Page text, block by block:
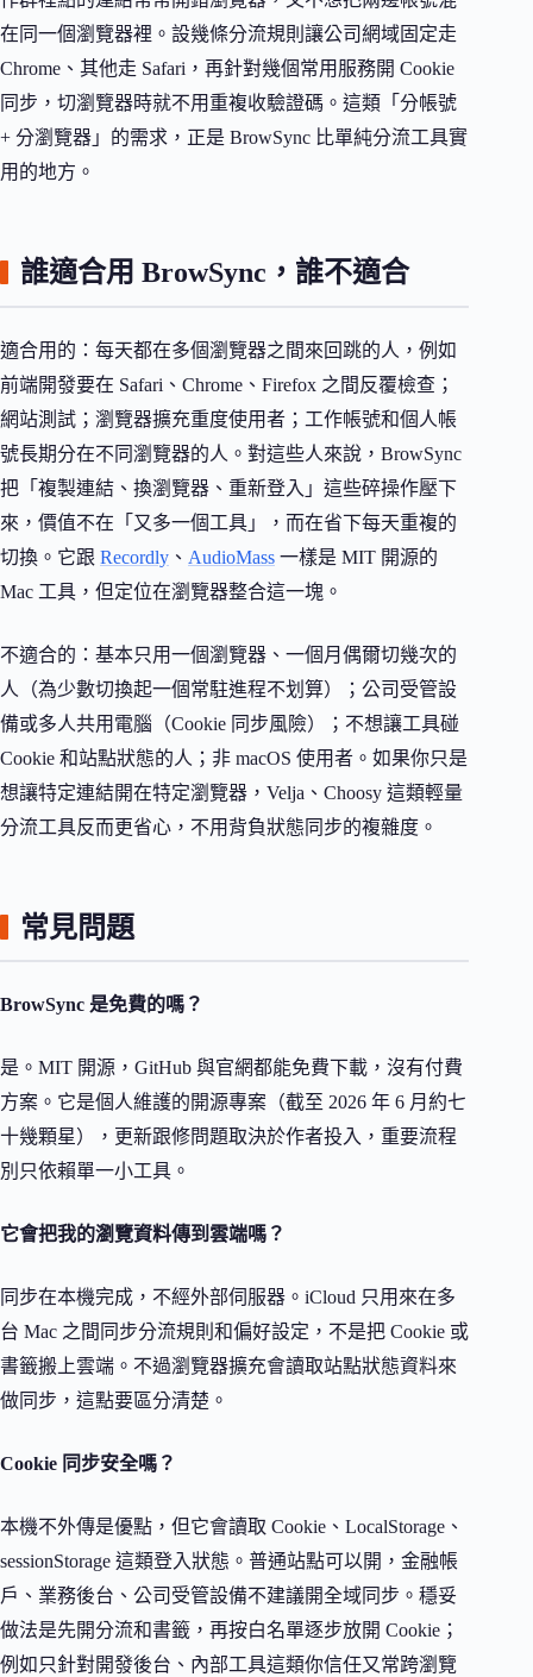
在同一個瀏覽器裡。設幾條分流規則讓公司網域固定走
Chrome、其他走 Safari，再針對幾個常用服務開 Cookie
同步，切瀏覽器時就不用重複收驗證碼。這類「分帳號
+ 分瀏覽器」的需求，正是 BrowSync 比單純分流工具實
用的地方。
誰適合用 BrowSync，誰不適合
適合用的：每天都在多個瀏覽器之間來回跳的人，例如
前端開發要在 Safari、Chrome、Firefox 之間反覆檢查；
網站測試；瀏覽器擴充重度使用者；工作帳號和個人帳
號長期分在不同瀏覽器的人。對這些人來說，BrowSync
把「複製連結、換瀏覽器、重新登入」這些碎操作壓下
來，價值不在「又多一個工具」，而在省下每天重複的
切換。它跟 Recordly 、 AudioMass 一樣是 MIT 開源的
Mac 工具，但定位在瀏覽器整合這一塊。
不適合的：基本只用一個瀏覽器、一個月偶爾切幾次的
人（為少數切換起一個常駐進程不划算）；公司受管設
備或多人共用電腦（Cookie 同步風險）；不想讓工具碰
Cookie 和站點狀態的人；非 macOS 使用者。如果你只是
想讓特定連結開在特定瀏覽器，Velja、Choosy 這類輕量
分流工具反而更省心，不用背負狀態同步的複雜度。
常見問題
BrowSync 是免費的嗎？
是。MIT 開源，GitHub 與官網都能免費下載，沒有付費
方案。它是個人維護的開源專案（截至 2026 年 6 月約七
十幾顆星），更新跟修問題取決於作者投入，重要流程
別只依賴單一小工具。
它會把我的瀏覽資料傳到雲端嗎？
同步在本機完成，不經外部伺服器。iCloud 只用來在多
台 Mac 之間同步分流規則和偏好設定，不是把 Cookie 或
書籤搬上雲端。不過瀏覽器擴充會讀取站點狀態資料來
做同步，這點要區分清楚。
Cookie 同步安全嗎？
本機不外傳是優點，但它會讀取 Cookie、LocalStorage、
sessionStorage 這類登入狀態。普通站點可以開，金融帳
戶、業務後台、公司受管設備不建議開全域同步。穩妥
做法是先開分流和書籤，再按白名單逐步放開 Cookie；
例如只針對開發後台、內部工具這類你信任又常跨瀏覽